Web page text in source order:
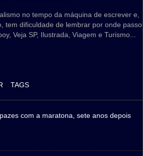
no tempo da máquina de escrever e,
tem dificuldade de lembrar por onde
Veja SP, Ilustrada, Viagem e Turismo...
TAGS
com a maratona, sete anos depois